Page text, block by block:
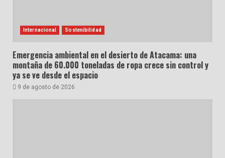
Internacional Sostenibilidad
Emergencia ambiental en el desierto de Atacama: una
montaña de 60.000 toneladas de ropa crece sin control y
ya se ve desde el espacio
9 de agosto de 2026